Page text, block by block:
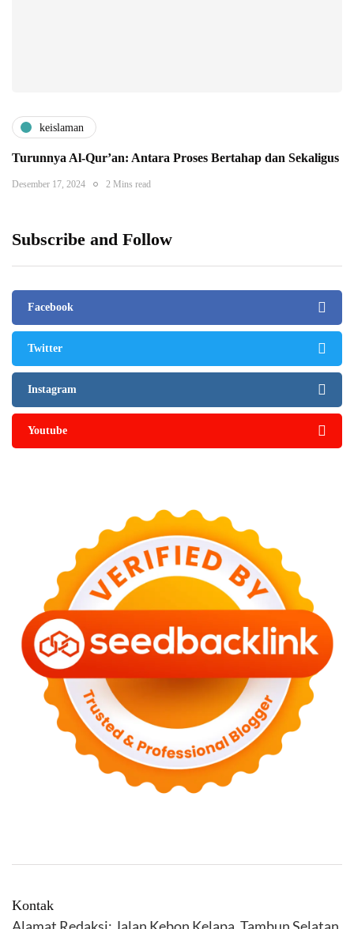
keislaman
Turunnya Al-Qur’an: Antara Proses Bertahap dan Sekaligus
Desember 17, 2024 2 Mins read
Subscribe and Follow
Facebook
Twitter
Instagram
Youtube
Kontak